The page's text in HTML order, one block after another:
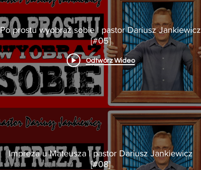
Po prostu wyobraź sobie | pastor Dariusz Jankiewicz
[#05]
Odtwórz Wideo
Impreza u Mateusza | pastor Dariusz Jankiewicz
[#08]